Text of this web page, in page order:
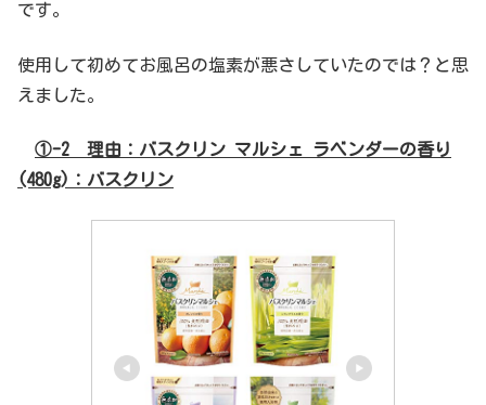
です。
使用して初めてお風呂の塩素が悪さしていたのでは？と思
えました。
①-2 理由：バスクリン マルシェ ラベンダーの香り
(480g)：バスクリン